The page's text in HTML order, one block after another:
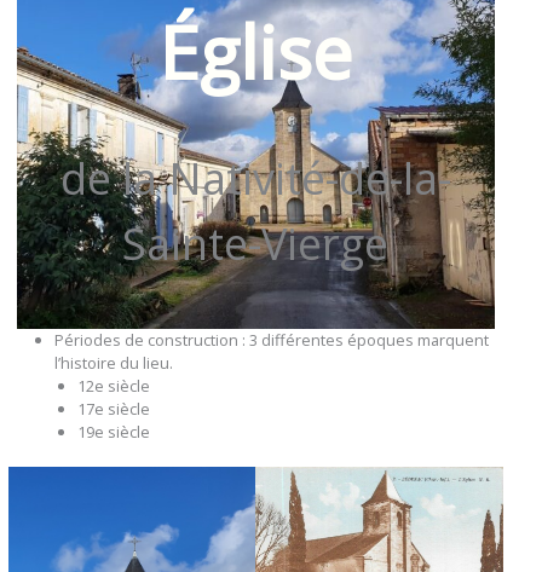
Église
de la Nativité-de-la-
Sainte-Vierge
Périodes de construction : 3 différentes époques marquent
l’histoire du lieu.
12e siècle
17e siècle
19e siècle